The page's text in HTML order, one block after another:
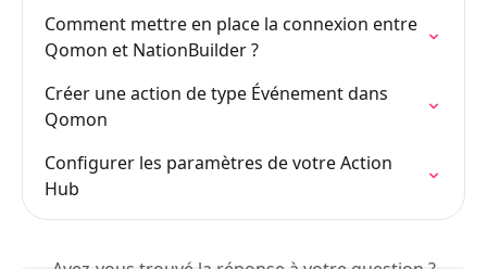
Comment mettre en place la connexion entre
Qomon et NationBuilder ?
Créer une action de type Événement dans
Qomon
Configurer les paramètres de votre Action
Hub